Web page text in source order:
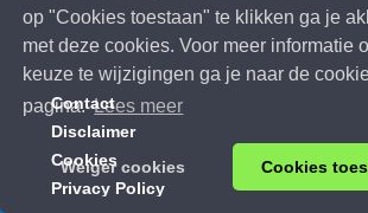
op "Cookies toestaan" te klikken ga je
met deze cookies. Voor meer informatie
keuze te wijzigingen ga je naar de
pagina.Lees meer
Weiger cookies Cookies
© 2026 Kinderspelletjes.be
Contact
Disclaimer
Cookies
Privacy Policy